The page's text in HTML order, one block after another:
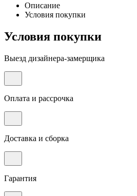
Описание
Условия покупки
Условия покупки
Выезд дизайнера-замерщика
Оплата и рассрочка
Доставка и сборка
Гарантия